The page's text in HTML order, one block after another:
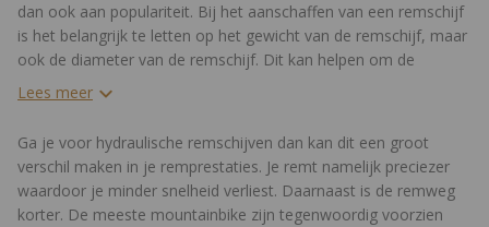
dan ook aan populariteit. Bij het aanschaffen van een remschijf
is het belangrijk te letten op het gewicht van de remschijf, maar
ook de diameter van de remschijf. Dit kan helpen om de
remprestaties een boost te geven.
Lees meer
Ga je voor hydraulische remschijven dan kan dit een groot
verschil maken in je remprestaties. Je remt namelijk preciezer
waardoor je minder snelheid verliest. Daarnaast is de remweg
korter. De meeste mountainbike zijn tegenwoordig voorzien